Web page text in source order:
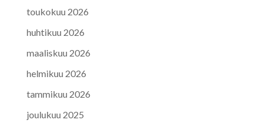
toukokuu 2026
huhtikuu 2026
maaliskuu 2026
helmikuu 2026
tammikuu 2026
joulukuu 2025